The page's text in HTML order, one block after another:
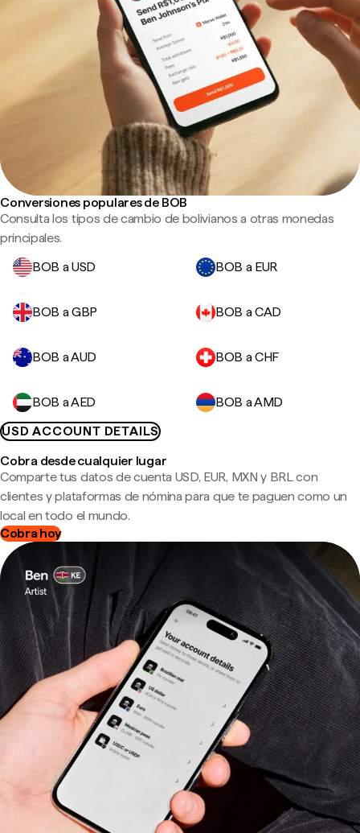
Conversiones populares de BOB
Consulta los tipos de cambio de bolivianos a otras monedas
principales.
BOB a USD
BOB a EUR
BOB a GBP BOB a CAD
BOB a AUD BOB a CHF
BOB a AED
BOB a AMD
USD ACCOUNT DETAILS
Cobra desde cualquier lugar
Comparte tus datos de cuenta USD, EUR, MXN y BRL con
clientes y plataformas de nómina para que te paguen como un
local en todo el mundo.
Cobra hoy